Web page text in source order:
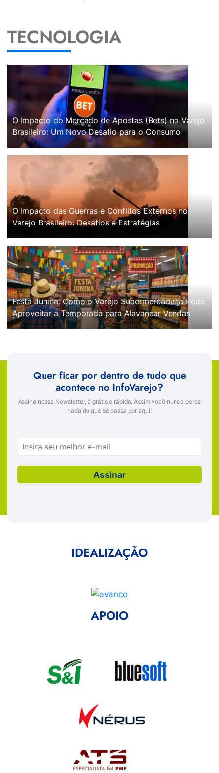
TECNOLOGIA
O Impacto do Mercado de Apostas (Bets) no Varejo
Brasileiro: Um Novo Desafio para o Consumo
O Impacto das Guerras e Conflitos Externos no
Varejo Brasileiro: Desafios e Estratégias
Festa Junina: Como o Varejo Supermercadista Pode
Aproveitar a Temporada para Alavancar Vendas
Quer ficar por dentro de tudo que
acontece no InfoVarejo?
Assine nossa Newsletter, é grátis e rápido. Assim você nunca perde
nada do que se passa por aqui!
IDEALIZAÇÃO
APOIO